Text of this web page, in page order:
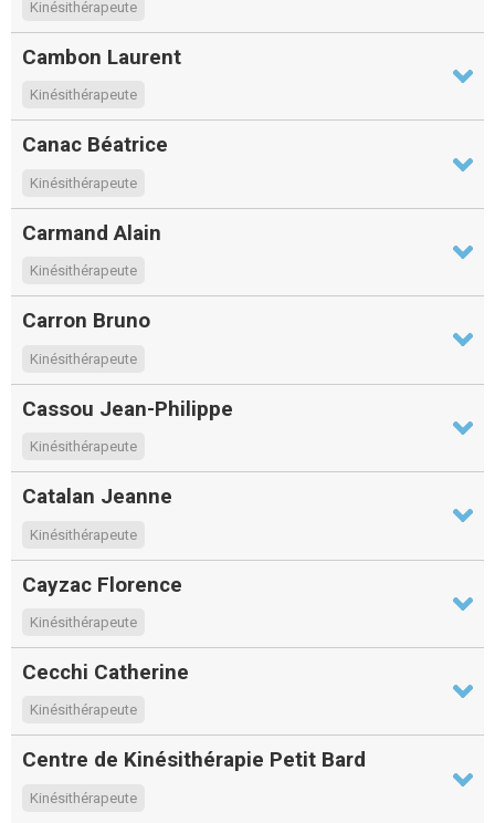
Kinésithérapeute
Cambon Laurent
Kinésithérapeute
Canac Béatrice
Kinésithérapeute
Carmand Alain
Kinésithérapeute
Carron Bruno
Kinésithérapeute
Cassou Jean-Philippe
Kinésithérapeute
Catalan Jeanne
Kinésithérapeute
Cayzac Florence
Kinésithérapeute
Cecchi Catherine
Kinésithérapeute
Centre de Kinésithérapie Petit Bard
Kinésithérapeute